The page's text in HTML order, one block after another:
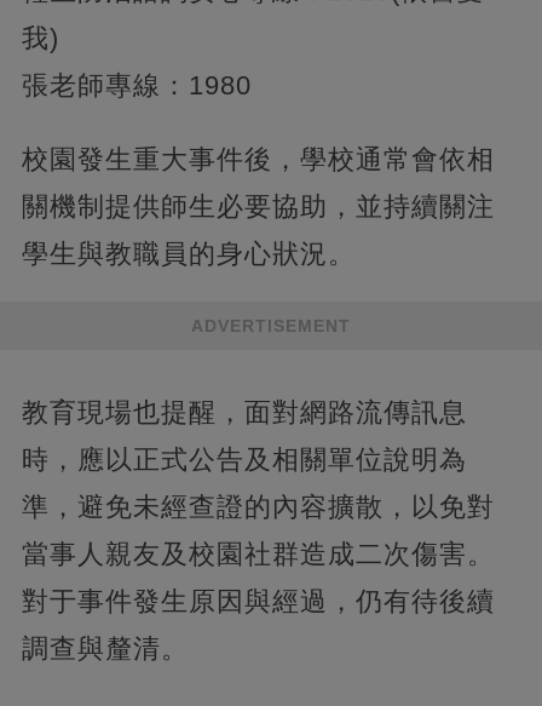
我)
張老師專線：1980
校園發生重大事件後，學校通常會依相
關機制提供師生必要協助，並持續關注
學生與教職員的身心狀況。
ADVERTISEMENT
教育現場也提醒，面對網路流傳訊息
時，應以正式公告及相關單位說明為
準，避免未經查證的內容擴散，以免對
當事人親友及校園社群造成二次傷害。
對于事件發生原因與經過，仍有待後續
調查與釐清。